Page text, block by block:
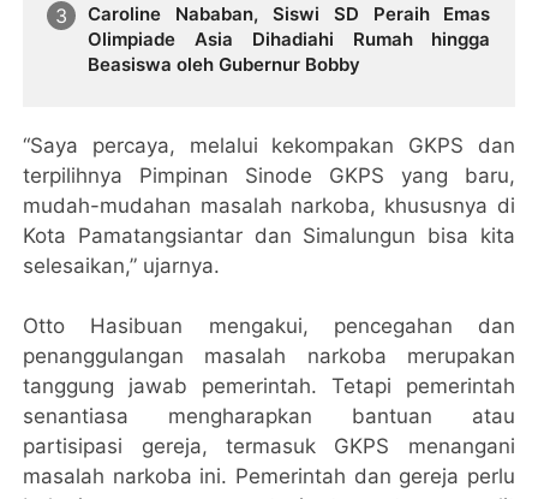
Caroline Nababan, Siswi SD Peraih Emas
Olimpiade Asia Dihadiahi Rumah hingga
Beasiswa oleh Gubernur Bobby
“Saya percaya, melalui kekompakan GKPS dan
terpilihnya Pimpinan Sinode GKPS yang baru,
mudah-mudahan masalah narkoba, khususnya di
Kota Pamatangsiantar dan Simalungun bisa kita
selesaikan,” ujarnya.
Otto Hasibuan mengakui, pencegahan dan
penanggulangan masalah narkoba merupakan
tanggung jawab pemerintah. Tetapi pemerintah
senantiasa mengharapkan bantuan atau
partisipasi gereja, termasuk GKPS menangani
masalah narkoba ini. Pemerintah dan gereja perlu